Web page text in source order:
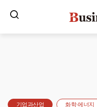
기업과산업 화학·에너지